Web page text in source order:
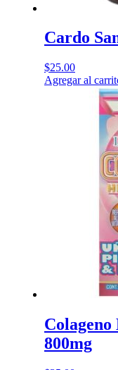
Cardo
$25.00
Agregar al
800mg